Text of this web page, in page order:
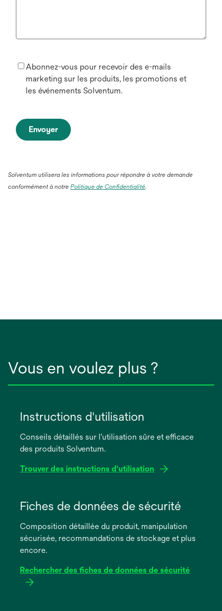
Abonnez-vous pour recevoir des e-mails
marketing sur les produits, les promotions et
les événements Solventum.
Envoyer
Solventum utilisera les informations pour répondre à votre demande
conformément à notre Politique de Confidentialité.
Vous en voulez plus ?
Instructions d'utilisation
Conseils détaillés sur l'utilisation sûre et efficace
des produits Solventum.
Trouver des instructions d'utilisation
dans
nouvel
onglet
Fiches de données de sécurité
Composition détaillée du produit, manipulation
sécurisée, recommandations de stockage et plus
encore.
Rechercher des fiches de données de sécurité